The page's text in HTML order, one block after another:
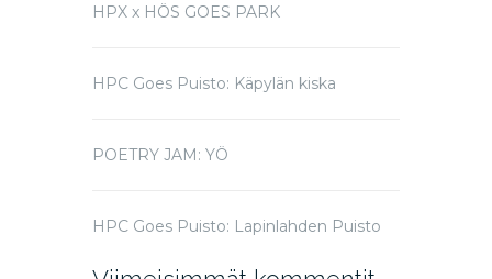
HPX x HÖS GOES PARK
HPC Goes Puisto: Käpylän kiska
POETRY JAM: YÖ
HPC Goes Puisto: Lapinlahden Puisto